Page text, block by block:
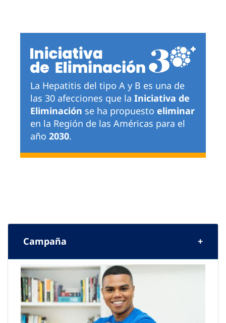
La Hepatitis del tipo A y B es una de
las 30 afecciones que la Iniciativa de
Eliminación se ha propuesto eliminar
en la Región de las Américas para el
año 2030.
Campaña